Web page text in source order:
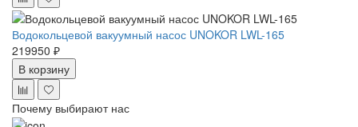
Водокольцевой вакуумный насос UNOKOR LWL-165
219950 ₽
В корзину
Почему выбирают нас